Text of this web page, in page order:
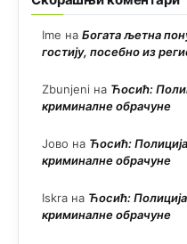
Ime на Богата љетна
гостију, посебно из
Zbunjeni на Ћосић:
криминалне обрачуне
Јово на Ћосић:
криминалне обрачуне
Iskra на Ћосић:
криминалне обрачуне